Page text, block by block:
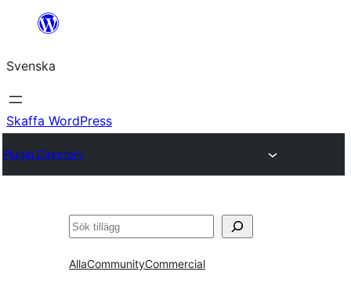
Hoppa
innehåll
Svenska
Skaffa WordPress
Plugin Directory
Sök
AllaCommunityCommercial